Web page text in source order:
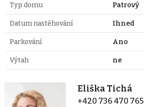
Typ domu Patrový
Datum nastěhování Ihned
Parkování Ano
Výtah ne
Eliška Tichá
+420 736 470 765